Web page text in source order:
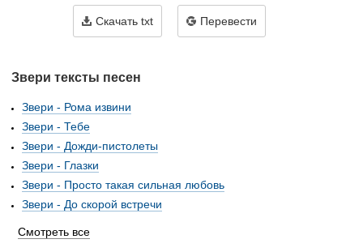
Скачать txt Перевести
Звери тексты песен
Звери - Рома извини
Звери - Тебе
Звери - Дожди-пистолеты
Звери - Глазки
Звери - Просто такая сильная любовь
Звери - До скорой встречи
Смотреть все